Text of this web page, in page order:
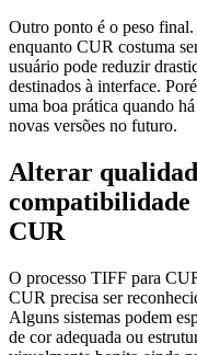
Outro ponto é o peso
enquanto CUR costuma
usuário pode reduzir
destinados à interface.
uma boa prática quando
novas versões no futuro.
Alterar
CUR
O processo TIFF para
CUR precisa ser
Alguns sistemas podem
de cor adequada ou